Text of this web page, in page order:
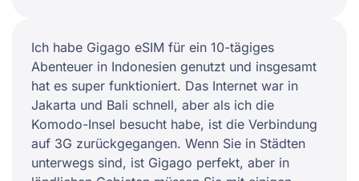
Ich habe Gigago eSIM für ein 10-tägiges
Abenteuer in Indonesien genutzt und insgesamt
hat es super funktioniert. Das Internet war in
Jakarta und Bali schnell, aber als ich die
Komodo-Insel besucht habe, ist die Verbindung
auf 3G zurückgegangen. Wenn Sie in Städten
unterwegs sind, ist Gigago perfekt, aber in